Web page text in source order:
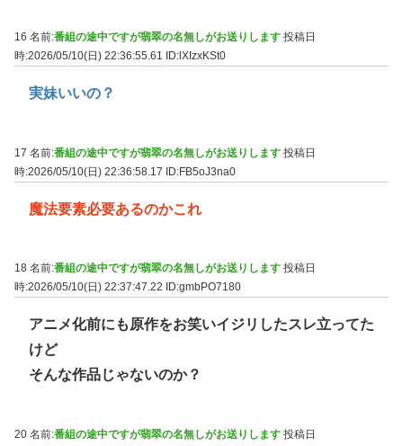
16 名前:番組の途中ですが翡翠の名無しがお送りします 投稿日
時:2026/05/10(日) 22:36:55.61
ID:lXIzxKSt0
実妹いいの？
17 名前:番組の途中ですが翡翠の名無しがお送りします 投稿日
時:2026/05/10(日) 22:36:58.17 ID:FB5oJ3na0
魔法要素必要あるのかこれ
18 名前:番組の途中ですが翡翠の名無しがお送りします 投稿日
時:2026/05/10(日) 22:37:47.22
ID:gmbPO7180
アニメ化前にも原作をお笑いイジリしたスレ立ってた
けど
そんな作品じゃないのか？
20 名前:番組の途中ですが翡翠の名無しがお送りします 投稿日